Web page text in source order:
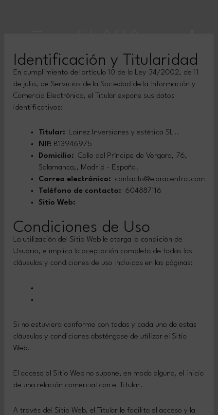
Identificación y Titularidad
En cumplimiento del artículo 10 de la Ley 34/2002, de 11
de julio, de Servicios de la Sociedad de la Información y
Comercio Electrónico, el Titular expone sus datos
identificativos:
Titular: Lainez Inversiones y estética SL..
NIF: B13946975
Domicilio: Calle del Príncipe de Vergara, 76,
Salamanca,, Madrid - España.
Correo electrónico: contacto@elaracentro.com
Teléfono de contacto: 604887116
Sitio Web:
Condiciones de Uso
La utilización del Sitio Web le otorga la condición de
Usuario, e implica la aceptación completa de todas las
cláusulas y condiciones de uso incluidas en las páginas:
Si no estuviera conforme con todas y cada una de estas
cláusulas y condiciones absténgase de utilizar el Sitio
Web.
El acceso al Sitio Web no supone, en modo alguno, el inicio
de una relación comercial con el Titular.
A través del Sitio Web, el Titular le facilita el acceso y la